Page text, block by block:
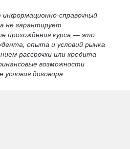
справочный
не гарантирует
прохождения курса — это
опыта и условий рынка
рассрочки или кредита
возможности
договора.